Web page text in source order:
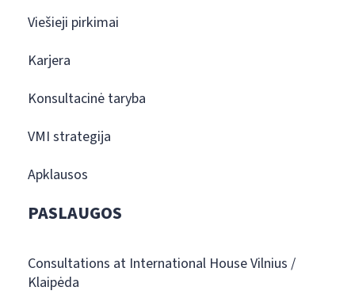
Viešieji pirkimai
Karjera
Konsultacinė taryba
VMI strategija
Apklausos
PASLAUGOS
Consultations at International House Vilnius /
Klaipėda